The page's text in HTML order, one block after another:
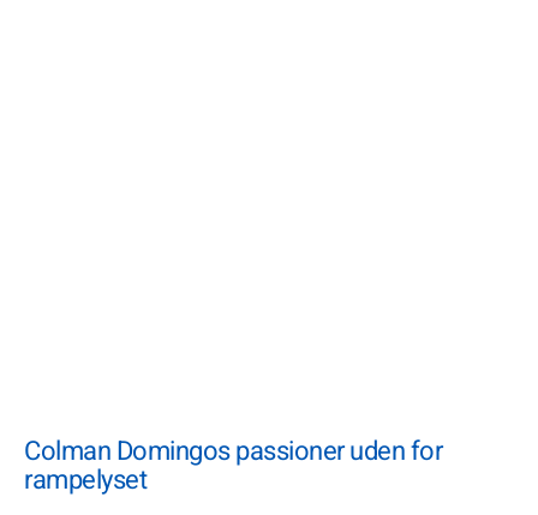
Colman Domingos passioner uden for
rampelyset